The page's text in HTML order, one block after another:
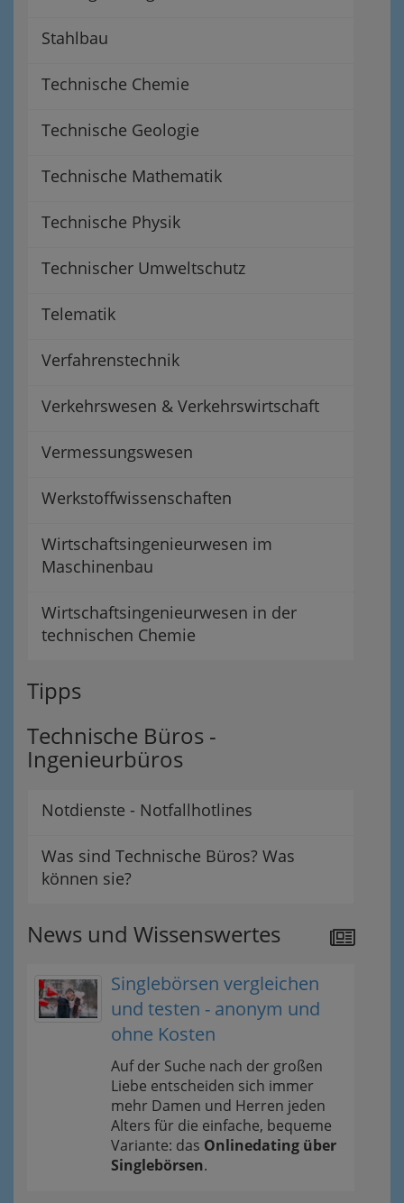
Stahlbau
Technische Chemie
Technische Geologie
Technische Mathematik
Technische Physik
Technischer Umweltschutz
Telematik
Verfahrenstechnik
Verkehrswesen & Verkehrswirtschaft
Vermessungswesen
Werkstoffwissenschaften
Wirtschaftsingenieurwesen im
Maschinenbau
Wirtschaftsingenieurwesen in der
technischen Chemie
Tipps
Technische Büros -
Ingenieurbüros
Notdienste - Notfallhotlines
Was sind Technische Büros? Was
können sie?
News und Wissenswertes
Singlebörsen vergleichen
und testen - anonym und
ohne Kosten
Auf der Suche nach der großen
Liebe entscheiden sich immer
mehr Damen und Herren jeden
Alters für die einfache, bequeme
Variante: das Onlinedating über
Singlebörsen.